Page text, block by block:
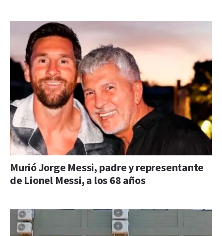
Murió Jorge Messi, padre y representante
de Lionel Messi, a los 68 años